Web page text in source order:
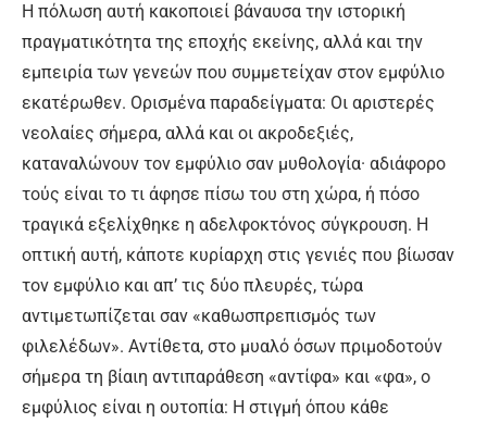
Η πόλωση αυτή κακοποιεί βάναυσα την ιστορική
πραγματικότητα της εποχής εκείνης, αλλά και την
εμπειρία των γενεών που συμμετείχαν στον εμφύλιο
εκατέρωθεν. Ορισμένα παραδείγματα: Οι αριστερές
νεολαίες σήμερα, αλλά και οι ακροδεξιές,
καταναλώνουν τον εμφύλιο σαν μυθολογία· αδιάφορο
τούς είναι το τι άφησε πίσω του στη χώρα, ή πόσο
τραγικά εξελίχθηκε η αδελφοκτόνος σύγκρουση. Η
οπτική αυτή, κάποτε κυρίαρχη στις γενιές που βίωσαν
τον εμφύλιο και απ’ τις δύο πλευρές, τώρα
αντιμετωπίζεται σαν «καθωσπρεπισμός των
φιλελέδων». Αντίθετα, στο μυαλό όσων πριμοδοτούν
σήμερα τη βίαιη αντιπαράθεση «αντίφα» και «φα», ο
εμφύλιος είναι η ουτοπία: Η στιγμή όπου κάθε